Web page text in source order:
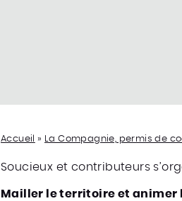
Accueil » La Compagnie, permis de
Soucieux et contributeurs
Mailler le territoire et animer